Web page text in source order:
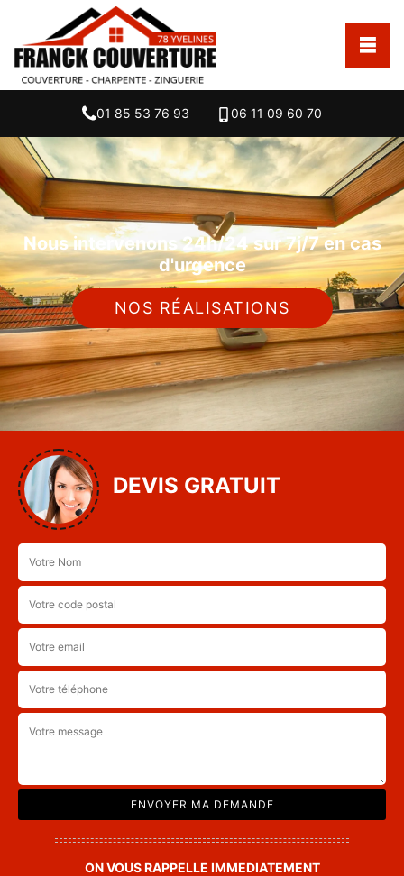
01 85 53 76 93 06 11 09 60 70
Nous intervenons 24h/24 sur 7j/7 en cas
d'urgence
NOS RÉALISATIONS
DEVIS GRATUIT
ON VOUS RAPPELLE IMMEDIATEMENT